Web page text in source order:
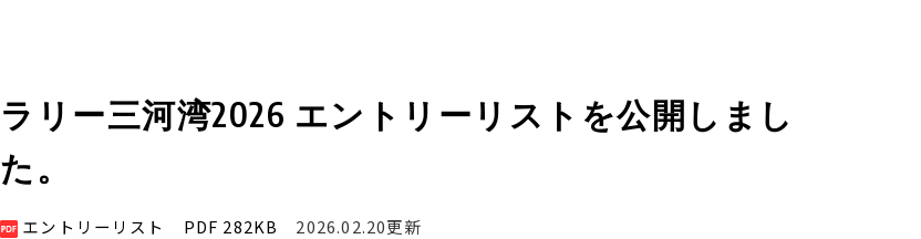
ラリー三河湾2026 エントリーリストを公開しまし
た。
エントリーリスト PDF 282KB 2026.02.20更新